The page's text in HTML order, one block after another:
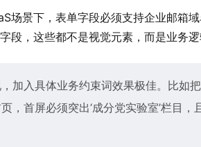
场景下，表单字段必须支持企业邮箱
段，这些都不是视觉元素，而是业务
加入具体业务约束词效果极佳。比如
，首屏必须突出‘成分党实验室’栏目